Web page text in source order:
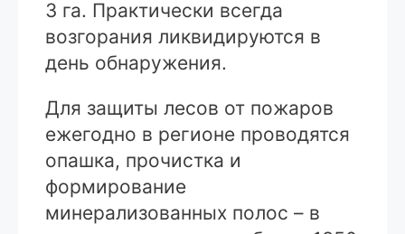
3 га. Практически всегда
возгорания ликви­дируются в
день обнаружения.
Для защиты лесов от пожаров
ежегодно в регионе проводятся
опашка, прочистка и
формирование
минерализованных полос – в